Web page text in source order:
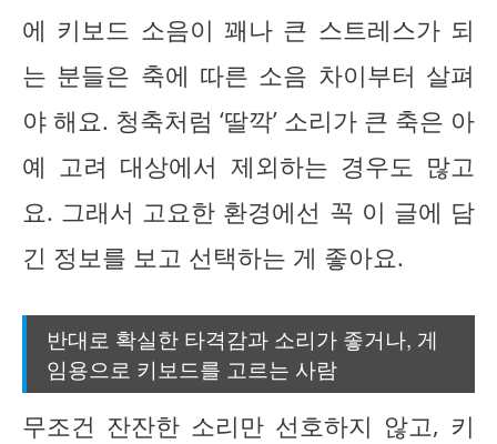
에 키보드 소음이 꽤나 큰 스트레스가 되
는 분들은 축에 따른 소음 차이부터 살펴
야 해요. 청축처럼 ‘딸깍’ 소리가 큰 축은 아
예 고려 대상에서 제외하는 경우도 많고
요. 그래서 고요한 환경에선 꼭 이 글에 담
긴 정보를 보고 선택하는 게 좋아요.
반대로 확실한 타격감과 소리가 좋거나, 게
임용으로 키보드를 고르는 사람
무조건 잔잔한 소리만 선호하지 않고, 키